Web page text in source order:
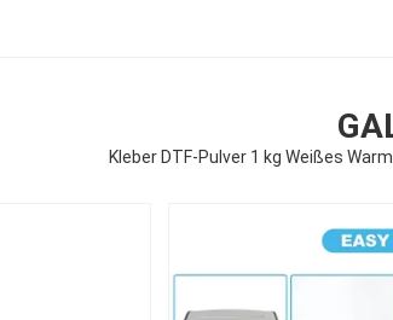
Kleber DTF-Pulver 1 kg Weißes